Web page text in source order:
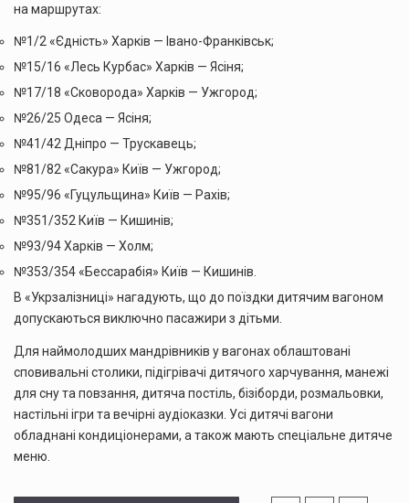
на маршрутах:
№1/2 «Єдність» Харків — Івано-Франківськ;
№15/16 «Лесь Курбас» Харків — Ясіня;
№17/18 «Сковорода» Харків — Ужгород;
№26/25 Одеса — Ясіня;
№41/42 Дніпро — Трускавець;
№81/82 «Сакура» Київ — Ужгород;
№95/96 «Гуцульщина» Київ — Рахів;
№351/352 Київ — Кишинів;
№93/94 Харків — Холм;
№353/354 «Бессарабія» Київ — Кишинів.
В «Укрзалізниці» нагадують, що до поїздки дитячим вагоном
допускаються виключно пасажири з дітьми.
Для наймолодших мандрівників у вагонах облаштовані
сповивальні столики, підігрівачі дитячого харчування, манежі
для сну та повзання, дитяча постіль, бізіборди, розмальовки,
настільні ігри та вечірні аудіоказки. Усі дитячі вагони
обладнані кондиціонерами, а також мають спеціальне дитяче
меню.